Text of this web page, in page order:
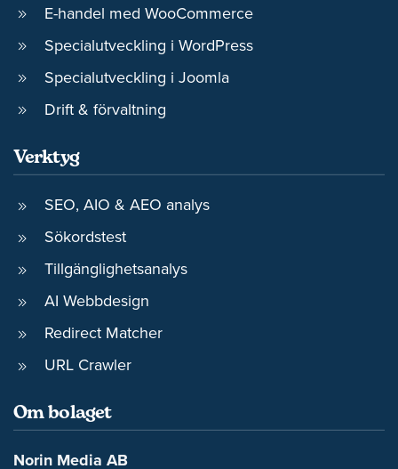
E-handel med WooCommerce
Specialutveckling i WordPress
Specialutveckling i Joomla
Drift & förvaltning
Verktyg
SEO, AIO & AEO analys
Sökordstest
Tillgänglighetsanalys
AI Webbdesign
Redirect Matcher
URL Crawler
Om bolaget
Norin Media AB